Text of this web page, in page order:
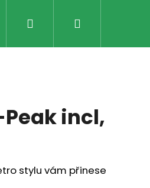
Podmínky
Přihlášení
incl,
stylu vám přinese